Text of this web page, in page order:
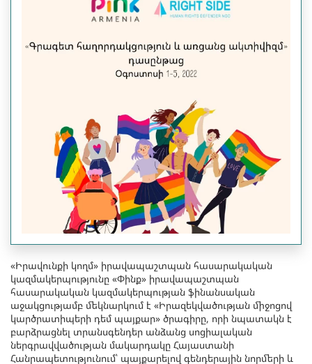
«Իրավունքի կողմ» իրավապաշտպան հասարակական
կազմակերպությունը «Փինք» իրավապաշտպան
հասարակական կազմակերպության ֆինանսական
աջակցությամբ մեկնարկում է «Իրազեկվածության միջոցով
կարծրատիպերի դեմ պայքար» ծրագիրը, որի նպատակն է
բարձրացնել տրանսգենդեր անձանց սոցիալական
ներգրավվածության մակարդակը Հայաստանի
Հանրապետությունում՝ պայքարելով գենդերային նորմերի և